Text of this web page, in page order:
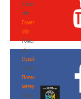
Могилевская
обл
Гомельская
обл
Гомельская
обл
Судейство
Судейство
Полезные
материалы
Полезные